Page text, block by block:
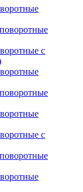
с
с